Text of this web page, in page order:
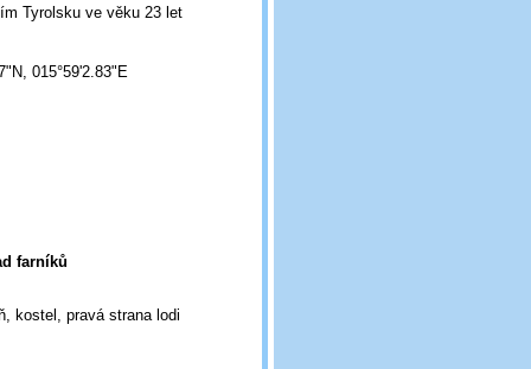
Tyrolsku ve věku 23 let
015°59'2.83"E
farníků
kostel, pravá strana lodi